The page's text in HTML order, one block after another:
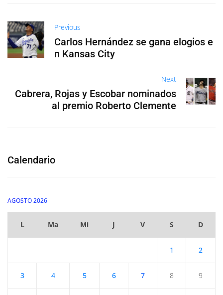
Previous
Carlos Hernández se gana elogios e
n Kansas City
Next
Cabrera, Rojas y Escobar nominados
al premio Roberto Clemente
Calendario
AGOSTO 2026
L Ma Mi J V S D
1 2
3 4 5 6 7 8 9